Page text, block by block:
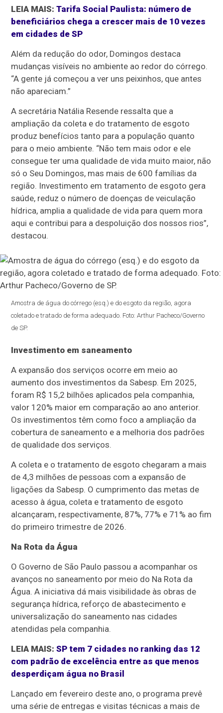
LEIA MAIS:Tarifa Social Paulista: número de
beneficiários chega a crescer mais de 10 vezes
em cidades de SP
Além da redução do odor, Domingos destaca
mudanças visíveis no ambiente ao redor do córrego.
“A gente já começou a ver uns peixinhos, que antes
não apareciam.”
A secretária Natália Resende ressalta que a
ampliação da coleta e do tratamento de esgoto
produz benefícios tanto para a população quanto
para o meio ambiente. “Não tem mais odor e ele
consegue ter uma qualidade de vida muito maior, não
só o Seu Domingos, mas mais de 600 famílias da
região. Investimento em tratamento de esgoto gera
saúde, reduz o número de doenças de veiculação
hídrica, amplia a qualidade de vida para quem mora
aqui e contribui para a despoluição dos nossos rios”,
destacou.
Amostra de água do córrego (esq.) e do esgoto da região, agora
coletado e tratado de forma adequado. Foto: Arthur Pacheco/Governo
de SP.
Investimento em saneamento
A expansão dos serviços ocorre em meio ao
aumento dos investimentos da Sabesp. Em 2025,
foram R$ 15,2 bilhões aplicados pela companhia,
valor 120% maior em comparação ao ano anterior.
Os investimentos têm como foco a ampliação da
cobertura de saneamento e a melhoria dos padrões
de qualidade dos serviços.
A coleta e o tratamento de esgoto chegaram a mais
de 4,3 milhões de pessoas com a expansão de
ligações da Sabesp. O cumprimento das metas de
acesso à água, coleta e tratamento de esgoto
alcançaram, respectivamente, 87%, 77% e 71% ao fim
do primeiro trimestre de 2026.
Na Rota da Água
O Governo de São Paulo passou a acompanhar os
avanços no saneamento por meio do Na Rota da
Água. A iniciativa dá mais visibilidade às obras de
segurança hídrica, reforço de abastecimento e
universalização do saneamento nas cidades
atendidas pela companhia.
LEIA MAIS:SP tem 7 cidades no ranking das 12
com padrão de excelência entre as que menos
desperdiçam água no Brasil
Lançado em fevereiro deste ano, o programa prevê
uma série de entregas e visitas técnicas a mais de